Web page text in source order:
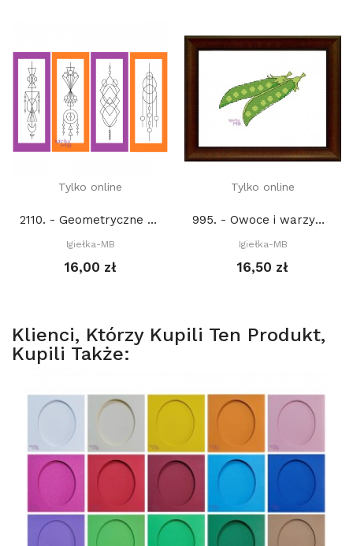
Tylko online
2110. - Geometryczne zakładki 2. (PDF)
Igiełka-MB
16,00 zł
Tylko online
995. - Owoce i warzywa. Groszek (PDF)
Igiełka-MB
16,50 zł
Klienci, Którzy Kupili Ten Produkt,
Kupili Także: